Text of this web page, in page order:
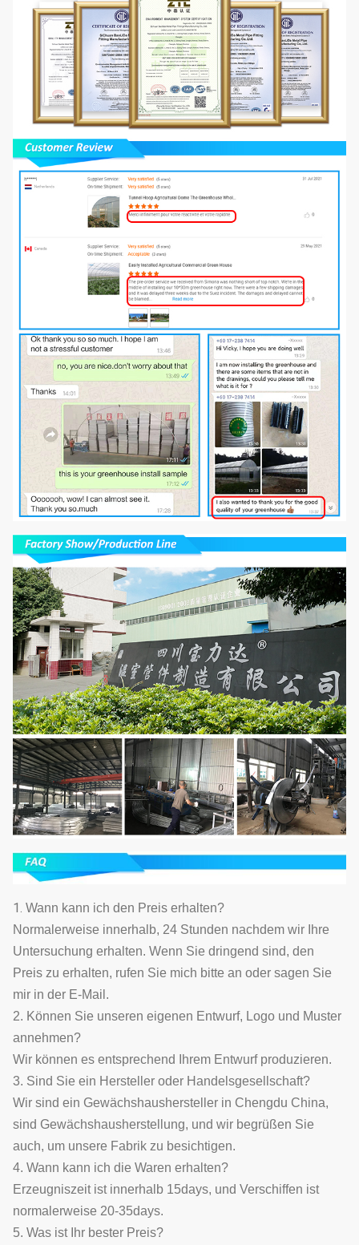
1. Wann kann ich den Preis erhalten?
Normalerweise innerhalb, 24 Stunden nachdem wir Ihre
Untersuchung erhalten. Wenn Sie dringend sind, den
Preis zu erhalten, rufen Sie mich bitte an oder sagen Sie
mir in der E-Mail.
2. Können Sie unseren eigenen Entwurf, Logo und Muster
annehmen?
Wir können es entsprechend Ihrem Entwurf produzieren.
3. Sind Sie ein Hersteller oder Handelsgesellschaft?
Wir sind ein Gewächshaushersteller in Chengdu China,
sind Gewächshausherstellung, und wir begrüßen Sie
auch, um unsere Fabrik zu besichtigen.
4. Wann kann ich die Waren erhalten?
Erzeugniszeit ist innerhalb 15days, und Verschiffen ist
normalerweise 20-35days.
5. Was ist Ihr bester Preis?